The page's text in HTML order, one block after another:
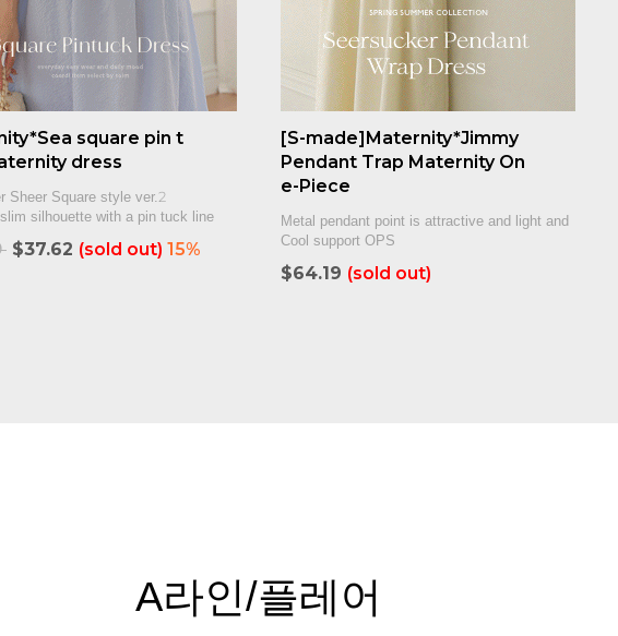
square pin t
dress
Sheer Square style ver.2
silhouette with a pin tuck line
$37.62 (sold out) 15%
[S-made]Maternity*Jimmy
Pendant Trap Maternity On
e-Piece
Metal pendant point is attractive and light and
Cool support OPS
$64.19 (sold out)
A라인/플레어